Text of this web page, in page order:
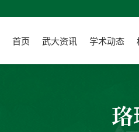
首页 武大资讯 学术动态